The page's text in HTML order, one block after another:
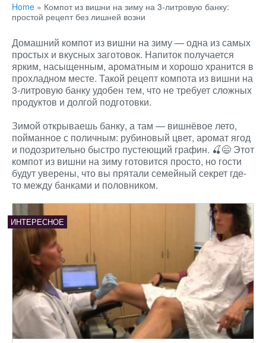
Home » Компот из вишни на зиму на 3-литровую банку:
простой рецепт без лишней возни
Домашний компот из вишни на зиму — одна из самых
простых и вкусных заготовок. Напиток получается
ярким, насыщенным, ароматным и хорошо хранится в
прохладном месте. Такой рецепт компота из вишни на
3-литровую банку удобен тем, что не требует сложных
продуктов и долгой подготовки.
Зимой открываешь банку, а там — вишнёвое лето,
пойманное с поличным: рубиновый цвет, аромат ягод
и подозрительно быстро пустеющий графин. 🍒😄 Этот
компот из вишни на зиму готовится просто, но гости
будут уверены, что вы прятали семейный секрет где-
то между банками и половником.